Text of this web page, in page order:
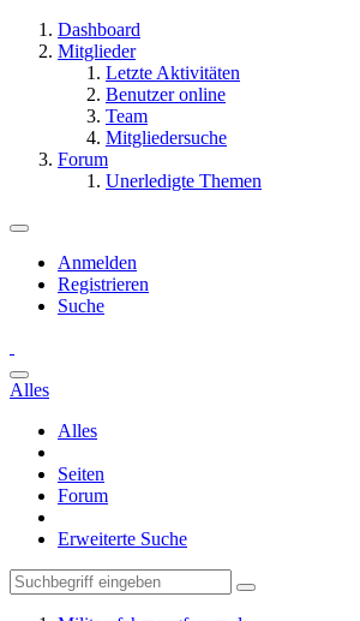
Dashboard
Mitglieder
Letzte Aktivitäten
Benutzer online
Team
Mitgliedersuche
Forum
Unerledigte Themen
Anmelden
Registrieren
Suche
Alles
Alles
Seiten
Forum
Erweiterte Suche